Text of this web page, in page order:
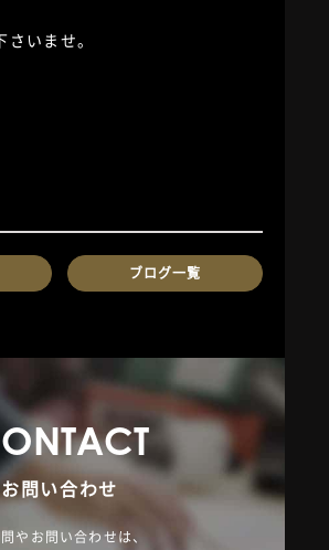
いませ。
ブログ一覧
ONTACT
お問い合わせ
やお問い合わせは、